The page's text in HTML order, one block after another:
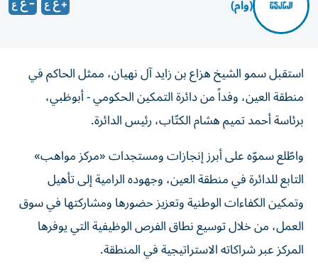
(وام)
استقبل سمو الشيخ هزاع بن زايد آل نهيان، ممثل الحاكم في
منطقة العين، وفداً من دائرة التمكين الحكومي - أبوظبي،
برئاسة أحمد تميم هشام الكتّاب، رئيس الدائرة.
واطّلع سموّه على أبرز إنجازات ومستجدات «مركز مواهب»
التابع للدائرة في منطقة العين، وجهوده الرامية إلى تأهيل
وتمكين الكفاءات الوطنية وتعزيز حضورها ومشاركتها في سوق
العمل، من خلال توسيع نطاق الفرص الوظيفية التي يوفرها
المركز عبر شراكاته الاستراتيجية في المنطقة.